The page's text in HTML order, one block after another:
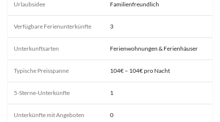
Urlaubsidee Familienfreundlich
Verfügbare Ferienunterkünfte 3
Unterkunftsarten Ferienwohnungen & Ferienhäuser
Typische Preisspanne 104€ – 104€ pro Nacht
5-Sterne-Unterkünfte 1
Unterkünfte mit Angeboten 0